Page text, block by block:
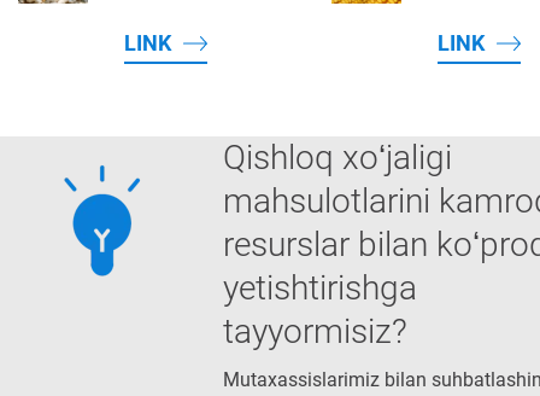
LINK LINK
Qishloq xoʻjaligi
mahsulotlarini
resurslar bilan
yetishtirishga
tayyormisiz?
Mutaxassislarimiz bilan